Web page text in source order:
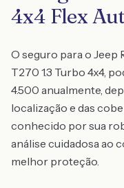
4x4 Flex
O seguro para o Jeep
T270 1.3 Turbo 4x4,
4.500 anualmente,
localização e das
conhecido por sua
análise cuidadosa ao
melhor proteção.